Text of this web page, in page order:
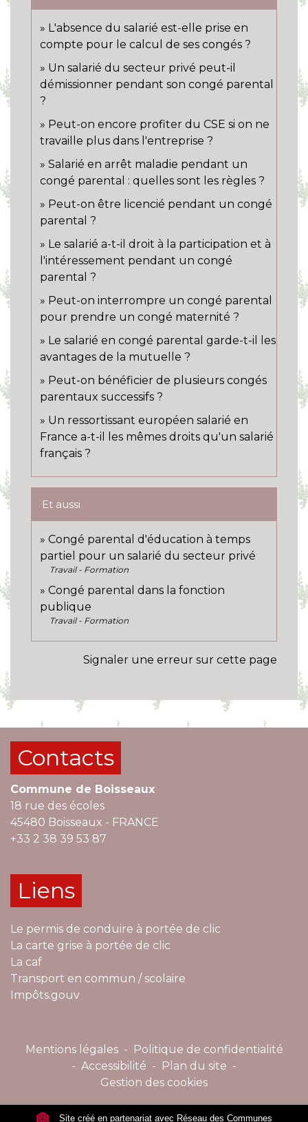
L'absence du salarié est-elle prise en
compte pour le calcul de ses congés ?
Un salarié du secteur privé peut-il
démissionner pendant son congé parental
?
Peut-on encore profiter du CSE si on ne
travaille plus dans l'entreprise ?
Salarié en arrêt maladie pendant un
congé parental : quelles sont les règles ?
Peut-on être licencié pendant un congé
parental ?
Le salarié a-t-il droit à la participation et à
l'intéressement pendant un congé
parental ?
Peut-on interrompre un congé parental
pour prendre un congé maternité ?
Le salarié en congé parental garde-t-il les
avantages de la mutuelle ?
Peut-on bénéficier de plusieurs congés
parentaux successifs ?
Un ressortissant européen salarié en
France a-t-il les mêmes droits qu'un salarié
français ?
Et aussi
Congé parental d'éducation à temps
partiel pour un salarié du secteur privé
Travail - Formation
Congé parental dans la fonction
publique
Travail - Formation
Signaler une erreur sur cette page
Contacts
Commune de Boisseaux
18 rue des écoles
45480 Boisseaux - FRANCE
+33 2 38 39 53 87
Liens
Le permis de conduire à portée de clic
La carte grise à portée de clic
La caf
Transport en commun / scolaire
Impôts.gouv
Mentions légales - Politique de confidentialité
- Accessibilité - Plan du site -
Gestion des cookies
Site créé en partenariat avec Réseau des Communes